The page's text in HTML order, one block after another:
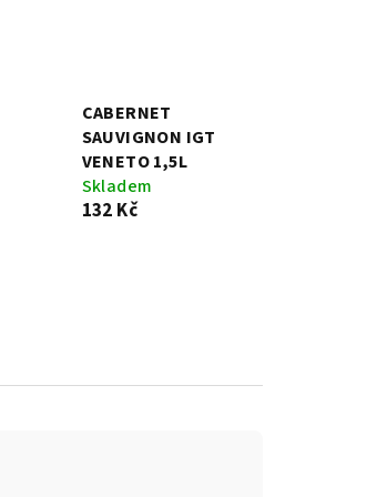
CABERNET
SAUVIGNON IGT
VENETO 1,5L
Skladem
132 Kč